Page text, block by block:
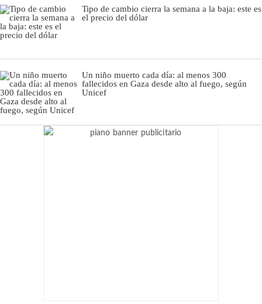
Tipo de cambio cierra la semana a la baja: este es
el precio del dólar
Un niño muerto cada día: al menos 300
fallecidos en Gaza desde alto al fuego, según
Unicef